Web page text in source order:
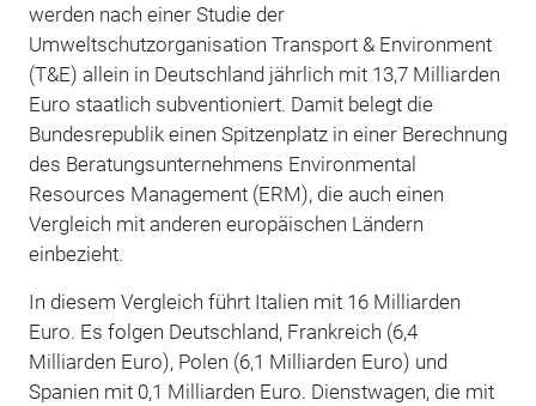
werden nach einer Studie der
Umweltschutzorganisation Transport & Environment
(T&E) allein in Deutschland jährlich mit 13,7 Milliarden
Euro staatlich subventioniert. Damit belegt die
Bundesrepublik einen Spitzenplatz in einer Berechnung
des Beratungsunternehmens Environmental
Resources Management (ERM), die auch einen
Vergleich mit anderen europäischen Ländern
einbezieht.
In diesem Vergleich führt Italien mit 16 Milliarden
Euro. Es folgen Deutschland, Frankreich (6,4
Milliarden Euro), Polen (6,1 Milliarden Euro) und
Spanien mit 0,1 Milliarden Euro. Dienstwagen, die mit